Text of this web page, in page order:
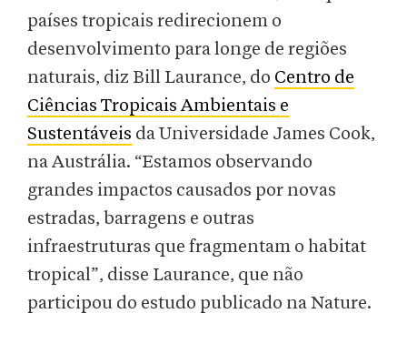
países tropicais redirecionem o
desenvolvimento para longe de regiões
naturais, diz Bill Laurance, do Centro de
Ciências Tropicais Ambientais e
Sustentáveis da Universidade James Cook,
na Austrália. “Estamos observando
grandes impactos causados por novas
estradas, barragens e outras
infraestruturas que fragmentam o habitat
tropical”, disse Laurance, que não
participou do estudo publicado na Nature.